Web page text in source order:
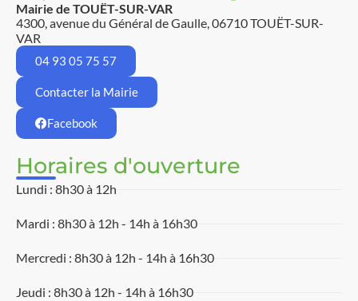
Mairie de TOUËT-SUR-VAR
4300, avenue du Général de Gaulle, 06710 TOUËT-SUR-
VAR
04 93 05 75 57
Contacter la Mairie
Facebook
Horaires d'ouverture
Lundi : 8h30 à 12h
Mardi : 8h30 à 12h - 14h à 16h30
Mercredi : 8h30 à 12h - 14h à 16h30
Jeudi : 8h30 à 12h - 14h à 16h30